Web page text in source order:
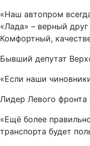
«Наш автопром
«Лада» – верный
Комфортный,
Бывший депутат
«Если наши
Лидер Левого фронта
«Ещё более
транспорта будет